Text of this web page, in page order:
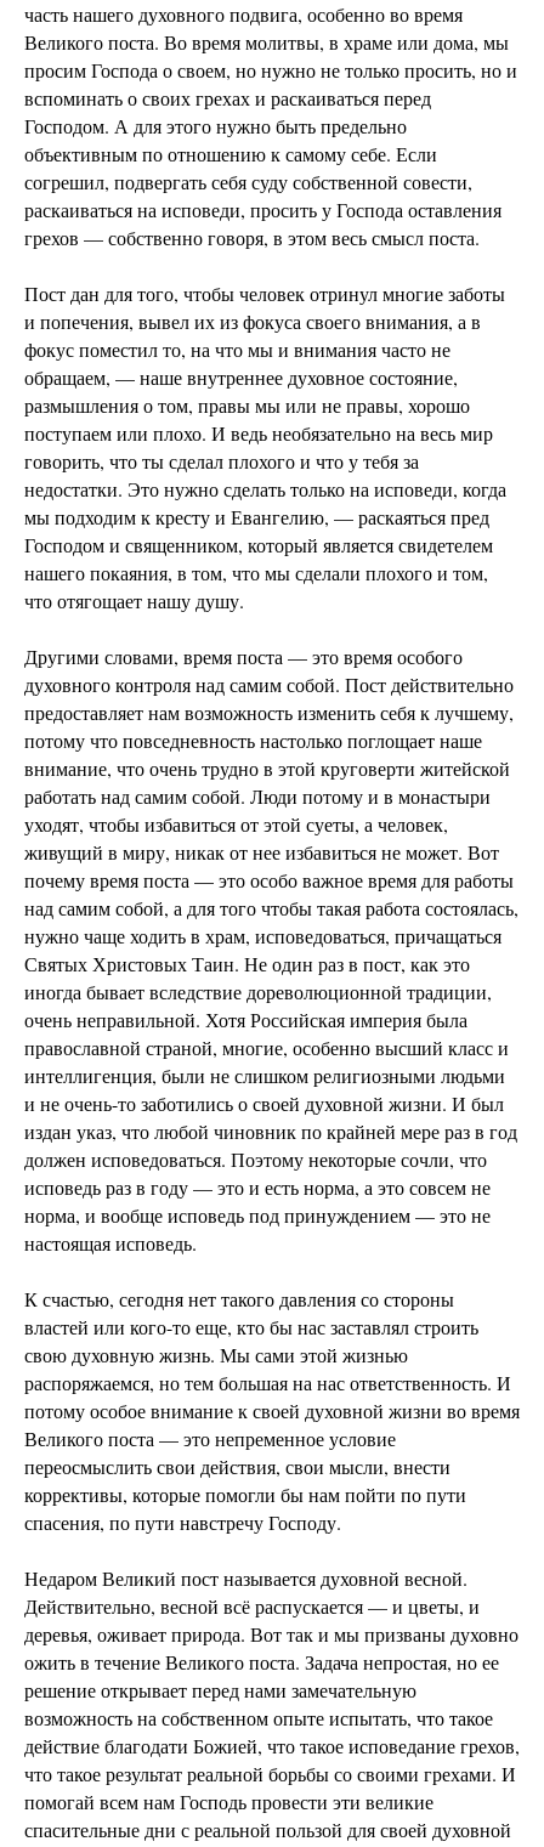
часть нашего духовного подвига, особенно во время
Великого поста. Во время молитвы, в храме или дома, мы
просим Господа о своем, но нужно не только просить, но и
вспоминать о своих грехах и раскаиваться перед
Господом. А для этого нужно быть предельно
объективным по отношению к самому себе. Если
согрешил, подвергать себя суду собственной совести,
раскаиваться на исповеди, просить у Господа оставления
грехов — собственно говоря, в этом весь смысл поста.
Пост дан для того, чтобы человек отринул многие заботы
и попечения, вывел их из фокуса своего внимания, а в
фокус поместил то, на что мы и внимания часто не
обращаем, — наше внутреннее духовное состояние,
размышления о том, правы мы или не правы, хорошо
поступаем или плохо. И ведь необязательно на весь мир
говорить, что ты сделал плохого и что у тебя за
недостатки. Это нужно сделать только на исповеди, когда
мы подходим к кресту и Евангелию, — раскаяться пред
Господом и священником, который является свидетелем
нашего покаяния, в том, что мы сделали плохого и том,
что отягощает нашу душу.
Другими словами, время поста — это время особого
духовного контроля над самим собой. Пост действительно
предоставляет нам возможность изменить себя к лучшему,
потому что повседневность настолько поглощает наше
внимание, что очень трудно в этой круговерти житейской
работать над самим собой. Люди потому и в монастыри
уходят, чтобы избавиться от этой суеты, а человек,
живущий в миру, никак от нее избавиться не может. Вот
почему время поста — это особо важное время для работы
над самим собой, а для того чтобы такая работа состоялась,
нужно чаще ходить в храм, исповедоваться, причащаться
Святых Христовых Таин. Не один раз в пост, как это
иногда бывает вследствие дореволюционной традиции,
очень неправильной. Хотя Российская империя была
православной страной, многие, особенно высший класс и
интеллигенция, были не слишком религиозными людьми
и не очень-то заботились о своей духовной жизни. И был
издан указ, что любой чиновник по крайней мере раз в год
должен исповедоваться. Поэтому некоторые сочли, что
исповедь раз в году — это и есть норма, а это совсем не
норма, и вообще исповедь под принуждением — это не
настоящая исповедь.
К счастью, сегодня нет такого давления со стороны
властей или кого-то еще, кто бы нас заставлял строить
свою духовную жизнь. Мы сами этой жизнью
распоряжаемся, но тем большая на нас ответственность. И
потому особое внимание к своей духовной жизни во время
Великого поста — это непременное условие
переосмыслить свои действия, свои мысли, внести
коррективы, которые помогли бы нам пойти по пути
спасения, по пути навстречу Господу.
Недаром Великий пост называется духовной весной.
Действительно, весной всё распускается — и цветы, и
деревья, оживает природа. Вот так и мы призваны духовно
ожить в течение Великого поста. Задача непростая, но ее
решение открывает перед нами замечательную
возможность на собственном опыте испытать, что такое
действие благодати Божией, что такое исповедание грехов,
что такое результат реальной борьбы со своими грехами. И
помогай всем нам Господь провести эти великие
спасительные дни с реальной пользой для своей духовной